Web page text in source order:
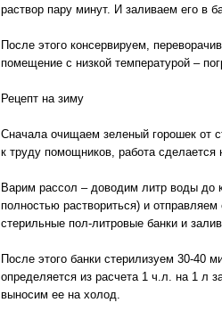
раствор пару минут. И заливаем его в
После этого консервируем,
помещение с низкой температурой –
Рецепт на зиму
Сначала очищаем зеленый горошек от
к труду помощников, работа
Варим рассол – доводим литр воды до
полностью раствориться) и
стерильные пол-литровые банки и
После этого банки стерилизуем 30-40
определяется из расчета 1 ч.л. на 1 л
выносим ее на холод.